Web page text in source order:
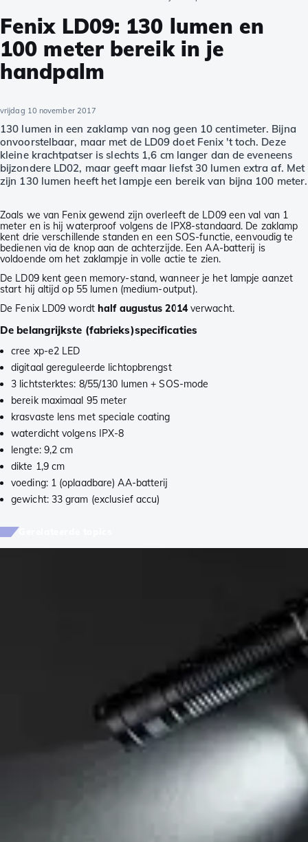
Fenix LD09: 130 lumen en
100 meter bereik in je
handpalm
vrijdag 10 november 2017
130 lumen in een zaklamp van nog geen 10 centimeter. Bijna
onvoorstelbaar, maar met de LD09 doet Fenix 't toch. Deze
kleine krachtpatser is slechts 1,6 cm langer dan de eveneens
bijzondere LD02, maar geeft maar liefst 30 lumen extra af. Met
zijn 130 lumen heeft het lampje een bereik van bijna 100 meter.
Zoals we van Fenix gewend zijn overleeft de LD09 een val van 1
meter en is hij waterproof volgens de IPX8-standaard. De zaklamp
kent drie verschillende standen en een SOS-functie, eenvoudig te
bedienen via de knop aan de achterzijde. Een AA-batterij is
voldoende om het zaklampje in volle actie te zien.
De LD09 kent geen memory-stand, wanneer je het lampje aanzet
start hij altijd op 55 lumen (medium-output).
De Fenix LD09 wordt half augustus 2014verwacht.
De belangrijkste (fabrieks)specificaties
cree xp-e2 LED
digitaal gereguleerde lichtopbrengst
3 lichtsterktes: 8/55/130 lumen + SOS-mode
bereik maximaal 95 meter
krasvaste lens met speciale coating
waterdicht volgens IPX-8
lengte: 9,2 cm
dikte 1,9 cm
voeding: 1 (oplaadbare) AA-batterij
gewicht: 33 gram (exclusief accu)